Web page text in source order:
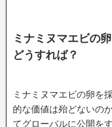
ミナミヌマエビの
どうすれば？
ミナミヌマエビの卵を
的な価値は殆どないの
てグローバルに公開を